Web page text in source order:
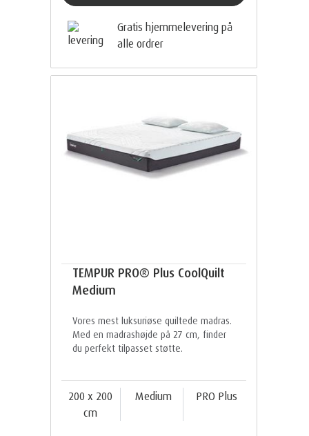
Gratis hjemmelevering på
alle ordrer
TEMPUR PRO® Plus CoolQuilt
Medium
Vores mest luksuriøse quiltede madras.
Med en madrashøjde på 27 cm, finder
du perfekt tilpasset støtte.
200 x 200
cm
Medium PRO Plus